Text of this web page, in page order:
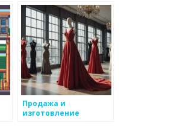
Продажа и
изготовление